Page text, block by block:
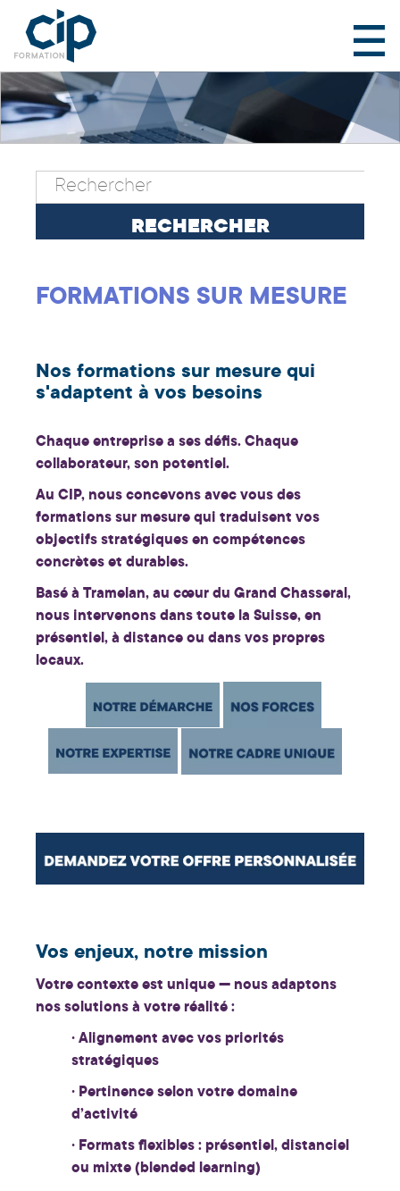
FORMATIONS SUR MESURE
Nos formations sur mesure qui
s'adaptent à vos besoins
Chaque entreprise a ses défis. Chaque
collaborateur, son potentiel.
Au CIP, nous concevons avec vous des
formations sur mesure qui traduisent vos
objectifs stratégiques en compétences
concrètes et durables.
Basé à Tramelan, au cœur du Grand Chasseral,
nous intervenons dans toute la Suisse, en
présentiel, à distance ou dans vos propres
locaux.
Vos enjeux, notre mission
Votre contexte est unique — nous adaptons
nos solutions à votre réalité :
· Alignement avec vos priorités
stratégiques
· Pertinence selon votre domaine
d’activité
· Formats flexibles : présentiel, distanciel
ou mixte (blended learning)